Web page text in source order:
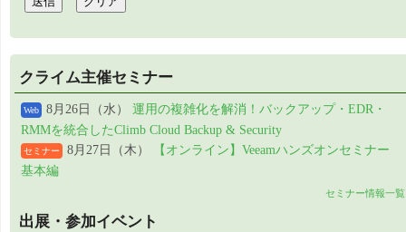
クライム主催セミナー
Web 8月26日（水） 運用の複雑化を解消！バックアップ・EDR・
RMMを統合したClimb Cloud Backup & Security
セミナー 8月27日（木）
【オンライン】Veeamハンズオンセミナー
基本編
セミナー情報一覧
出展・参加イベント